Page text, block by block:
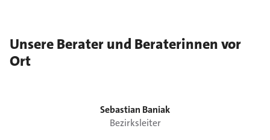
Unsere Berater und Beraterinnen vor
Ort
Sebastian Baniak
Bezirksleiter